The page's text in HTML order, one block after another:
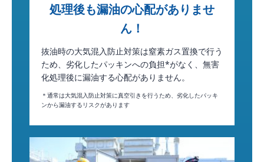
処理後も漏油の心配がありませ
ん！
抜油時の大気混入防止対策は窒素ガス置換で行う
ため、劣化したパッキンへの負担*がなく、無害
化処理後に漏油する心配がありません。
＊通常は大気混入防止対策に真空引きを行うため、劣化したパッキ
ンから漏油するリスクがあります